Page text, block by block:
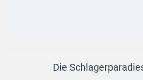
Die